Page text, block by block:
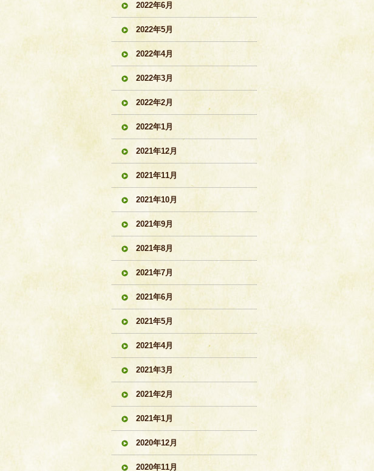
2022年6月
2022年5月
2022年4月
2022年3月
2022年2月
2022年1月
2021年12月
2021年11月
2021年10月
2021年9月
2021年8月
2021年7月
2021年6月
2021年5月
2021年4月
2021年3月
2021年2月
2021年1月
2020年12月
2020年11月